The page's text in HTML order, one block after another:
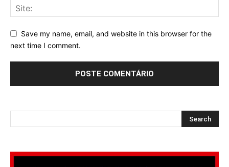
Save my name, email, and website in this browser for the
next time I comment.